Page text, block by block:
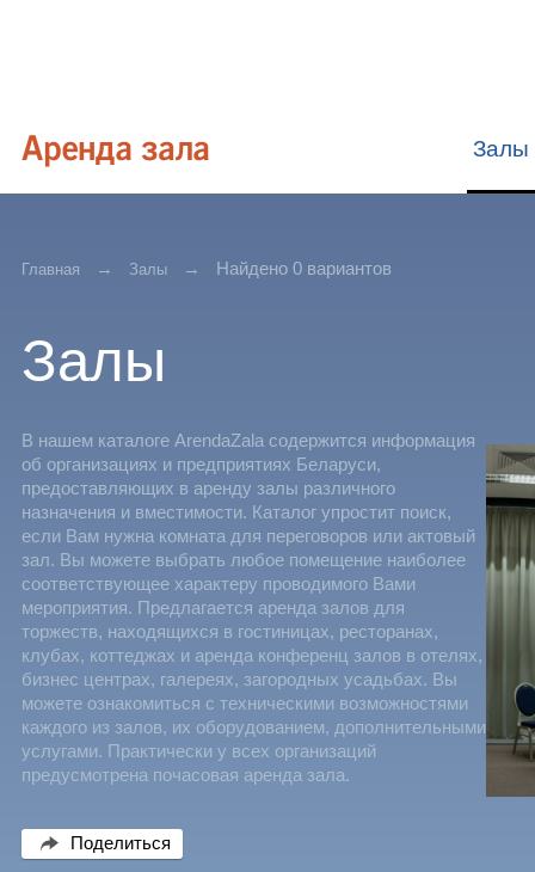
Залы
Главная Залы Найдено 0 вариантов
Залы
В нашем каталоге ArendaZala содержится информация
об организациях и предприятиях Беларуси,
предоставляющих в аренду залы различного
назначения и вместимости. Каталог упростит поиск,
если Вам нужна комната для переговоров или актовый
зал. Вы можете выбрать любое помещение наиболее
соответствующее характеру проводимого Вами
мероприятия. Предлагается аренда залов для
торжеств, находящихся в гостиницах, ресторанах,
клубах, коттеджах и аренда конференц залов в отелях,
бизнес центрах, галереях, загородных усадьбах. Вы
можете ознакомиться с техническими возможностями
каждого из залов, их оборудованием, дополнительными
услугами. Практически у всех организаций
предусмотрена почасовая аренда зала.
Поделиться